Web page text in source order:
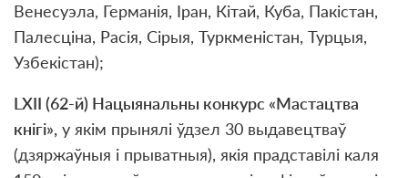
Венесуэла, Германія, Іран, Кітай, Куба, Пакістан,
Палесціна, Расія, Сірыя, Туркменістан, Турцыя,
Узбекістан);
LXII (62-й) Нацыянальны конкурс «Мастацтва
кнігі», у якім прынялі ўдзел 30 выдавецтваў
(дзяржаўныя і прыватныя), якія прадставілі каля